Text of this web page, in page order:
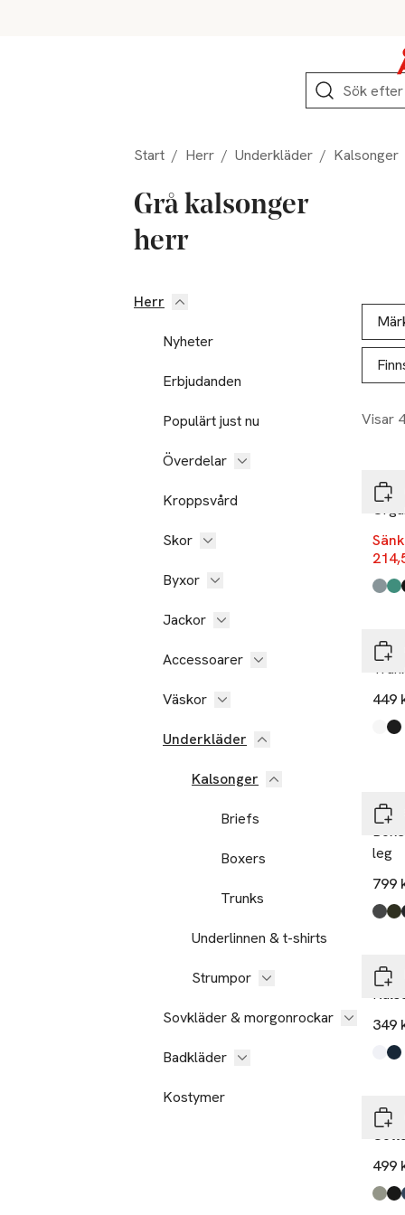
Sök
Start / Herr / Underkläder / Kalsonger
Grå kalsonger
herr
Hoppa till produktsidan
Herr
Nyheter
Erbjudanden
Populärt just nu
Överdelar
Kroppsvård
Skor
Byxor
Jackor
Accessoarer
Väskor
Underkläder
Kalsonger
Briefs
Boxers
Trunks
Underlinnen & t-shirts
Strumpor
Sovkläder & morgonrockar
Badkläder
Kostymer
Visar
Lista
449
White
Black
leg
799
349
White
Blue,
499